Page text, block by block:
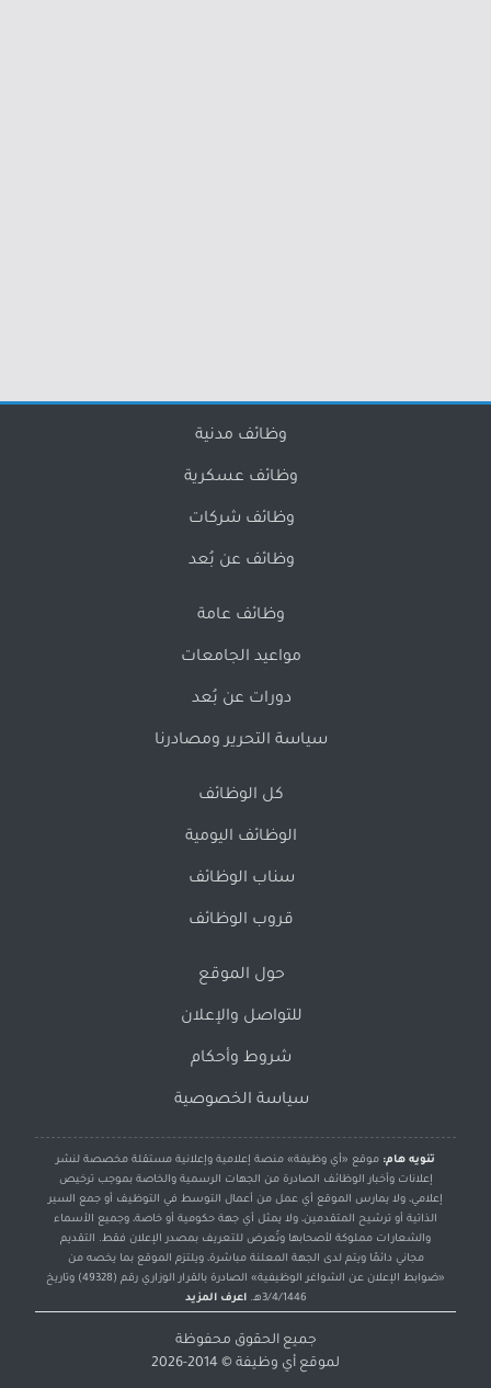
وظائف مدنية
وظائف عسكرية
وظائف شركات
وظائف عن بُعد
وظائف عامة
مواعيد الجامعات
دورات عن بُعد
سياسة التحرير ومصادرنا
كل الوظائف
الوظائف اليومية
سناب الوظائف
قروب الوظائف
حول الموقع
للتواصل والإعلان
شروط وأحكام
سياسة الخصوصية
تنويه هام: موقع «أي وظيفة» منصة إعلامية وإعلانية مستقلة مخصصة لنشر
إعلانات وأخبار الوظائف الصادرة من الجهات الرسمية والخاصة بموجب ترخيص
إعلامي، ولا يمارس الموقع أي عمل من أعمال التوسط في التوظيف أو جمع السير
الذاتية أو ترشيح المتقدمين، ولا يمثل أي جهة حكومية أو خاصة، وجميع الأسماء
والشعارات مملوكة لأصحابها وتُعرض للتعريف بمصدر الإعلان فقط. التقديم
مجاني دائمًا ويتم لدى الجهة المعلنة مباشرة، ويلتزم الموقع بما يخصه من
«ضوابط الإعلان عن الشواغر الوظيفية» الصادرة بالقرار الوزاري رقم (49328) وتاريخ
3/4/1446هـ.
اعرف المزيد
جميع الحقوق محفوظة
لموقع أي وظيفة © 2014-2026